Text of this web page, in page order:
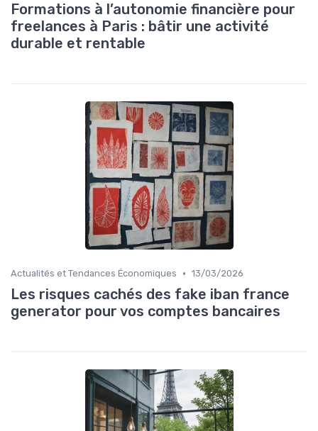
Formations à l’autonomie financière pour
freelances à Paris : bâtir une activité
durable et rentable
Actualités et Tendances Économiques • 13/03/2026
Les risques cachés des fake iban france
generator pour vos comptes bancaires